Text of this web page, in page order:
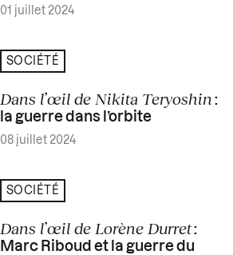
01 juillet 2024
SOCIÉTÉ
Dans l’œil de Nikita Teryoshin :
la guerre dans l’orbite
08 juillet 2024
SOCIÉTÉ
Dans l’œil de Lorène Durret:
Marc Riboud et la guerre du